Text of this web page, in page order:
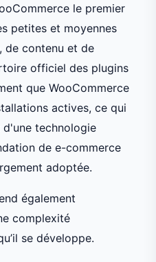
le premier
petites et moyennes
de contenu et de
officiel des plugins
que WooCommerce
actives, ce qui
technologie
de e-commerce
adoptée.
également
complexité
se développe.